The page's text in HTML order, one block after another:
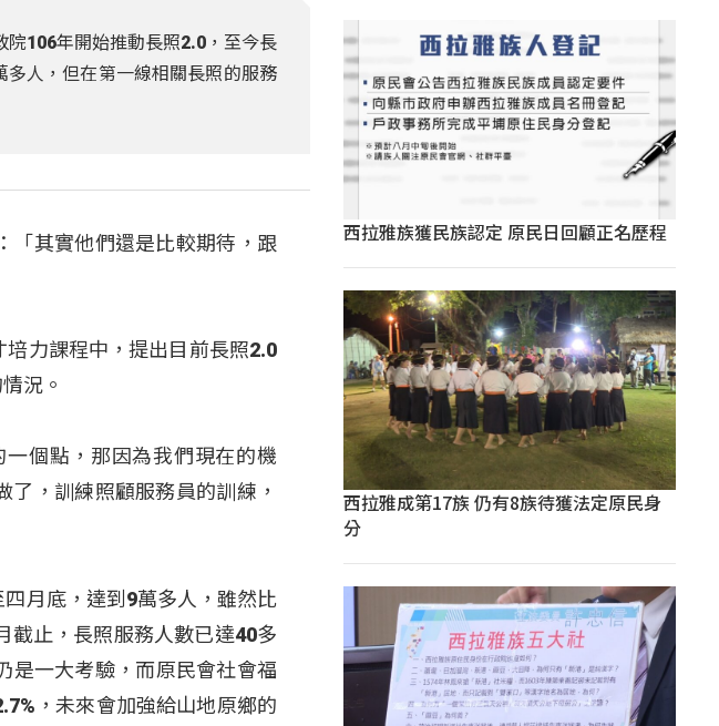
106年開始推動長照2.0，至今長
人，但在第一線相關長照的服務
「其實他們還是比較期待，跟
力課程中，提出目前長照2.0
況。
個點，那因為我們現在的機
，訓練照顧服務員的訓練，
月底，達到9萬多人，雖然比
截止，長照服務人數已達40多
是一大考驗，而原民會社會福
，未來會加強給山地原鄉的
西拉雅族獲民族認定 原民日回顧正名歷程
西拉雅成第17族 仍有8族待獲法定原民身
分